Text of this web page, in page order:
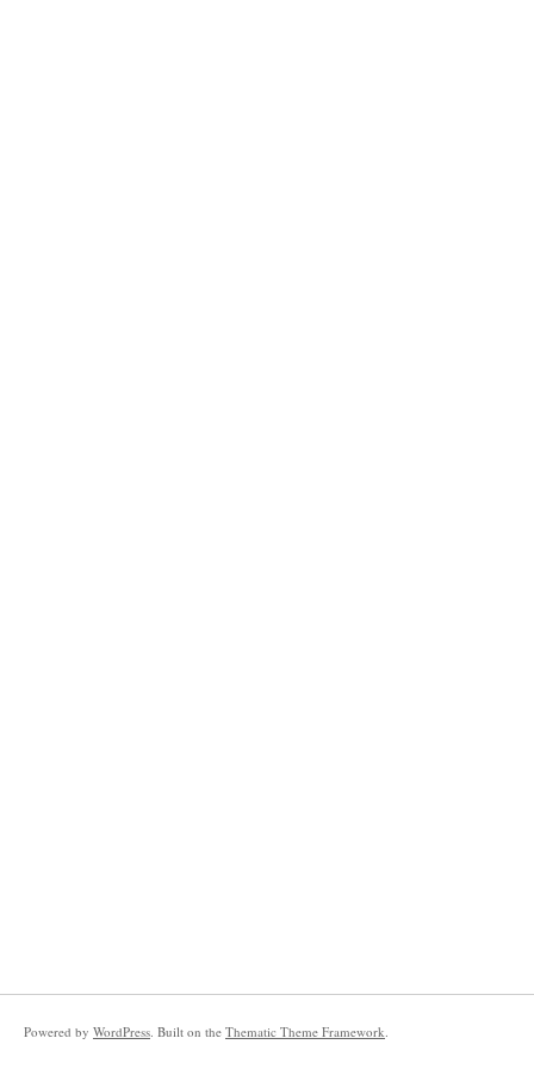
Powered by WordPress. Built on the Thematic Theme Framework.